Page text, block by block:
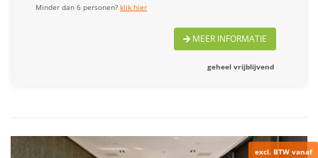
Minder dan 6 personen?klik hier
MEER INFORMATIE
geheel vrijblijvend
excl. BTW vanaf